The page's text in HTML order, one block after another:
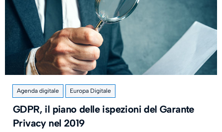
Agenda digitale Europa Digitale
GDPR, il piano delle ispezioni del Garante
Privacy nel 2019